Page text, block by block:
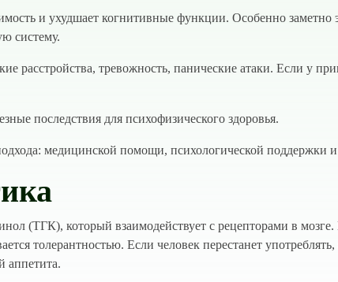
и ухудшает когнитивные функции. Особенно заметно
систему.
расстройства, тревожность, панические атаки. Если у
последствия для психофизического здоровья.
медицинской помощи, психологической поддержки
(TГК), который взаимодействует с рецепторами в
толерантностью. Если человек перестанет
аппетита.